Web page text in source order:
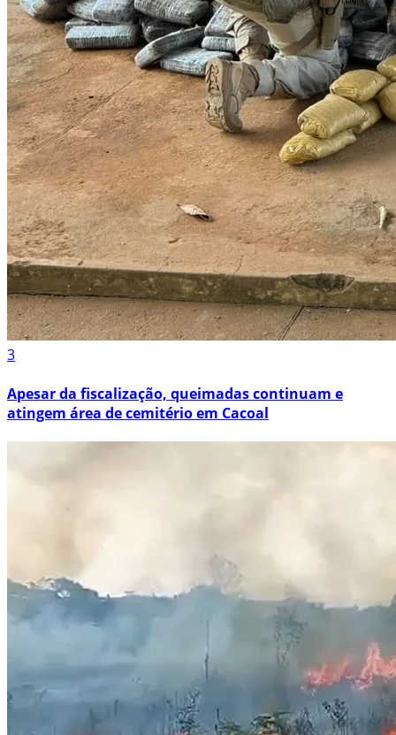
3
Apesar da fiscalização, queimadas continuam e
atingem área de cemitério em Cacoal